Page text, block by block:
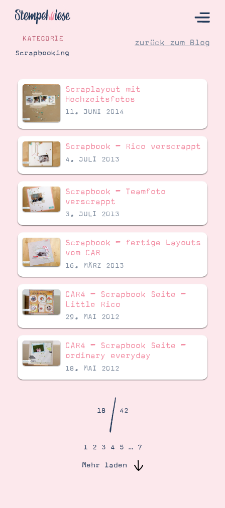
Hier Starten
Katalog
Bestellen
Kontakt
Demonstrator werden
Blog
Gutscheine
Produkte erklärt
Über mich
Über Stampin’ Up!
Tipps & Tricks
Ordnungstipps
KATEGORIE
Scrapbooking
zurück zum Blog
Scraplayout mit
Hochzeitsfotos
11. JUNI 2014
Scrapbook – Rico verscrappt
4. JULI 2013
Scrapbook – Teamfoto
verscrappt
3. JULI 2013
Scrapbook – fertige Layouts
vom CAR
16. MÄRZ 2013
CAR4 – Scrapbook Seite –
Little Rico
29. MAI 2012
CAR4 – Scrapbook Seite –
ordinary everyday
18. MAI 2012
18/42
1 2 3 4 5 … 7
Mehr laden